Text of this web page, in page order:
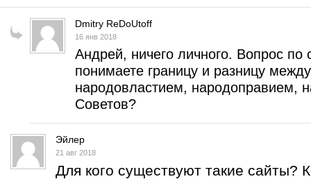
Dmitry ReDoUtoff
16 янв 2018
Андрей, ничего личного. Вопрос по
понимаете границу и разницу
народовластием, народоправием,
Советов?
Эйлер
21 авг 2018
Для кого существуют такие сайты?